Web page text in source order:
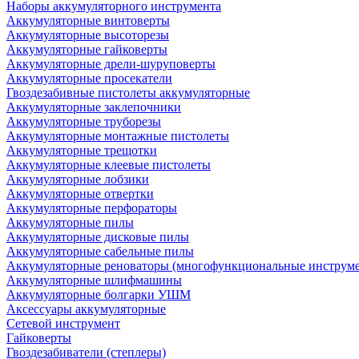
Наборы аккумуляторного инструмента
Аккумуляторные винтоверты
Аккумуляторные высоторезы
Аккумуляторные гайковерты
Аккумуляторные дрели-шуруповерты
Аккумуляторные просекатели
Гвоздезабивные пистолеты аккумуляторные
Аккумуляторные заклепочники
Аккумуляторные труборезы
Аккумуляторные монтажные пистолеты
Аккумуляторные трещотки
Аккумуляторные клеевые пистолеты
Аккумуляторные лобзики
Аккумуляторные отвертки
Аккумуляторные перфораторы
Аккумуляторные пилы
Аккумуляторные дисковые пилы
Аккумуляторные сабельные пилы
Аккумуляторные реноваторы (многофункциональные
Аккумуляторные шлифмашины
Аккумуляторные болгарки УШМ
Аксессуары аккумуляторные
Сетевой инструмент
Гайковерты
Гвоздезабиватели (степлеры)